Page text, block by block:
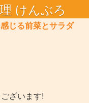
けんぶろ
じる前菜とサラダ
ざいます!